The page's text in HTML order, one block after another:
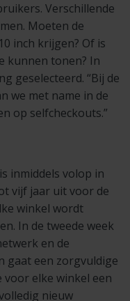
Verschillende
Moeten de
inch krijgen? Of is
kunnen tonen? In
geselecteerd. “Bij de
we met name in de
op selfcheckouts.”
inmiddels volop in
vijf jaar uit voor de
winkel wordt
In de tweede week
en de
gaat een zorgvuldige
elke winkel een
nieuw